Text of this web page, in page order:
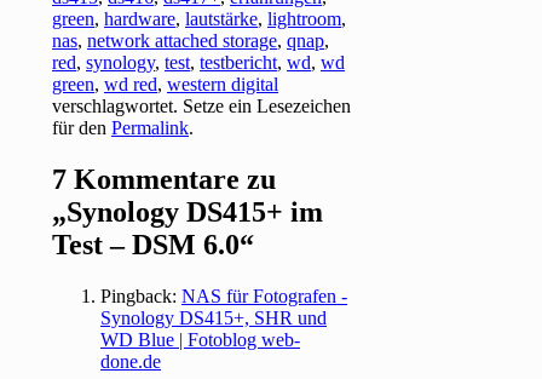
green,hardware,lautstärke,lightroom,
nas,network attached storage,qnap,
red,synology,test,testbericht,wd,wd
green,wd red,western digital
verschlagwortet. Setze ein Lesezeichen
für denPermalink.
7 Kommentare zu
„Synology DS415+ im
Test – DSM 6.0“
Pingback:NAS für Fotografen -
Synology DS415+, SHR und
WD Blue | Fotoblog web-
done.de